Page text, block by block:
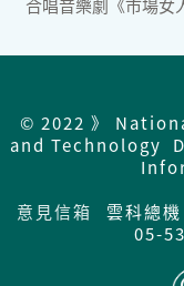
合唱音樂劇《市場女
© 2022 》
and Technology
意見信箱
雲科總
05-